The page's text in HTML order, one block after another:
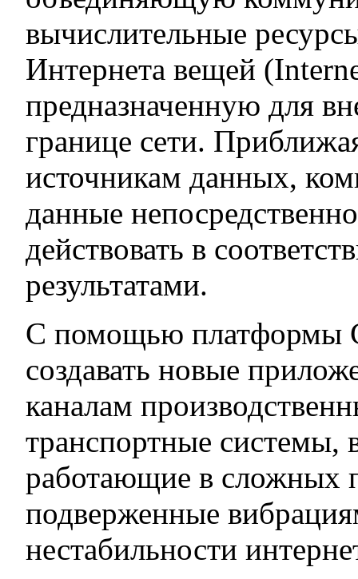
вычислительные
Интернета вещей
предназначенную для
границе сети.
источникам данных,
данные
действовать в
результатами.
С помощью платформы
создавать новые
каналам
транспортные системы,
работающие в сложных
подверженные
нестабильности